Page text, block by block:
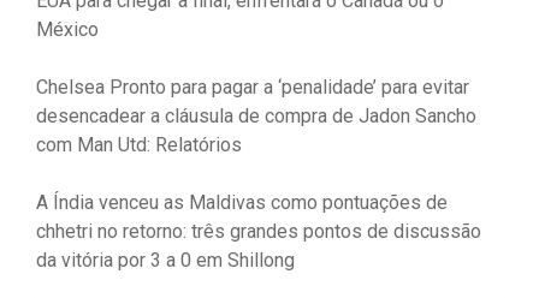
México
Chelsea Pronto para pagar a ‘penalidade’ para evitar
desencadear a cláusula de compra de Jadon Sancho
com Man Utd: Relatórios
A Índia venceu as Maldivas como pontuações de
chhetri no retorno: três grandes pontos de discussão
da vitória por 3 a 0 em Shillong